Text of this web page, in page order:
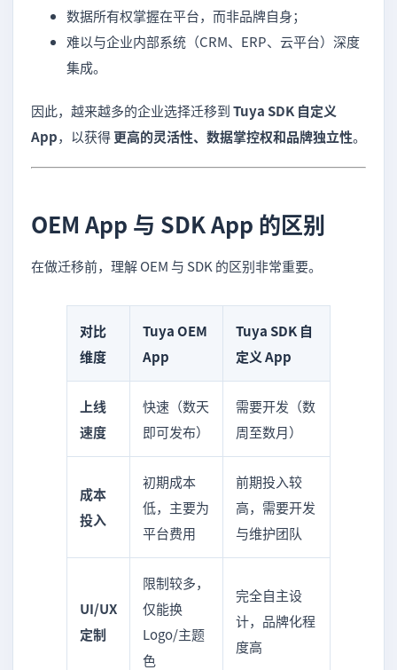
数据所有权掌握在平台，而非品牌自身；
难以与企业内部系统（CRM、ERP、云平台）深度
集成。
因此，越来越多的企业选择迁移到Tuya SDK 自定义
App，以获得更高的灵活性、数据掌控权和品牌独立性。
OEM App 与 SDK App 的区别
在做迁移前，理解 OEM 与 SDK 的区别非常重要。
对比
维度
Tuya OEM
App
Tuya SDK 自
定义 App
上线
速度
快速（数天
即可发布）
需要开发（数
周至数月）
成本
投入
初期成本
低，主要为
平台费用
前期投入较
高，需要开发
与维护团队
UI/UX
定制
限制较多，
仅能换
Logo/主题
色
完全自主设
计，品牌化程
度高